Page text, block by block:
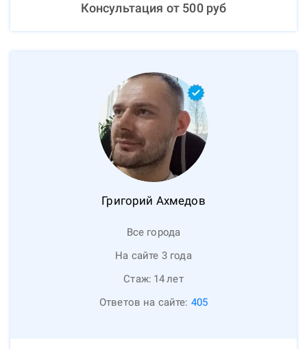
Консультация от 500руб
Григорий Ахмедов
Все города
На сайте 3 года
Стаж: 14лет
Ответов на сайте: 405